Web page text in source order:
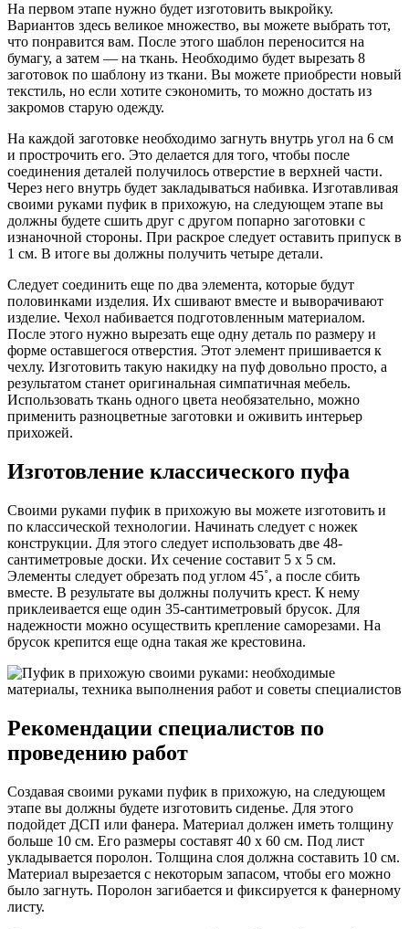
На первом этапе нужно будет изготовить выкройку.
Вариантов здесь великое множество, вы можете выбрать тот,
что понравится вам. После этого шаблон переносится на
бумагу, а затем — на ткань. Необходимо будет вырезать 8
заготовок по шаблону из ткани. Вы можете приобрести новый
текстиль, но если хотите сэкономить, то можно достать из
закромов старую одежду.
На каждой заготовке необходимо загнуть внутрь угол на 6 см
и прострочить его. Это делается для того, чтобы после
соединения деталей получилось отверстие в верхней части.
Через него внутрь будет закладываться набивка. Изготавливая
своими руками пуфик в прихожую, на следующем этапе вы
должны будете сшить друг с другом попарно заготовки с
изнаночной стороны. При раскрое следует оставить припуск в
1 см. В итоге вы должны получить четыре детали.
Следует соединить еще по два элемента, которые будут
половинками изделия. Их сшивают вместе и выворачивают
изделие. Чехол набивается подготовленным материалом.
После этого нужно вырезать еще одну деталь по размеру и
форме оставшегося отверстия. Этот элемент пришивается к
чехлу. Изготовить такую накидку на пуф довольно просто, а
результатом станет оригинальная симпатичная мебель.
Использовать ткань одного цвета необязательно, можно
применить разноцветные заготовки и оживить интерьер
прихожей.
Изготовление классического пуфа
Своими руками пуфик в прихожую вы можете изготовить и
по классической технологии. Начинать следует с ножек
конструкции. Для этого следует использовать две 48-
сантиметровые доски. Их сечение составит 5 x 5 см.
Элементы следует обрезать под углом 45˚, а после сбить
вместе. В результате вы должны получить крест. К нему
приклеивается еще один 35-сантиметровый брусок. Для
надежности можно осуществить крепление саморезами. На
брусок крепится еще одна такая же крестовина.
Рекомендации специалистов по
проведению работ
Создавая своими руками пуфик в прихожую, на следующем
этапе вы должны будете изготовить сиденье. Для этого
подойдет ДСП или фанера. Материал должен иметь толщину
больше 10 см. Его размеры составят 40 x 60 см. Под лист
укладывается поролон. Толщина слоя должна составить 10 см.
Материал вырезается с некоторым запасом, чтобы его можно
было загнуть. Поролон загибается и фиксируется к фанерному
листу.